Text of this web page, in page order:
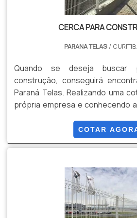
CERCA PARA
PARANA TELAS /
Quando se deseja buscar
construção, conseguirá
Paraná Telas. Realizando uma
própria empresa e conhecendo
para construção, com os
Telas o cliente poderá
outro produto necessário para a
de cercamento.OUTRAS
CERCA PARA CONSTRUÇÃOA
sua energia em proporcionar
escritório de alta qualidade
COTAR